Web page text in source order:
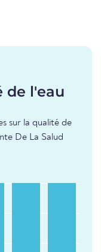
de l'eau
sur la qualité de
De La Salud